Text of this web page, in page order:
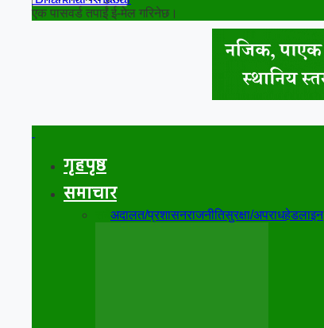
एक पासवर्ड तपाईं ई-मेल गरिनेछ।
गृहपृष्ठ
समाचार
अदालत/प्रशासनराजनीतिसुरक्षा/अपराधहेडलाइन